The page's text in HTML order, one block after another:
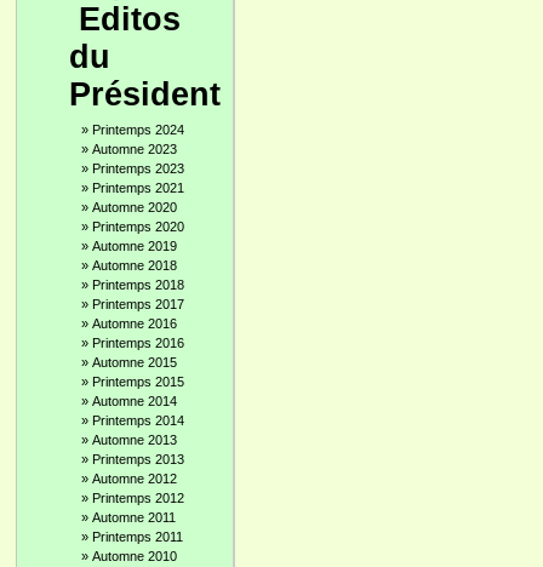
Editos
du
Président
» Printemps 2024
» Automne 2023
» Printemps 2023
» Printemps 2021
» Automne 2020
» Printemps 2020
» Automne 2019
» Automne 2018
» Printemps 2018
» Printemps 2017
» Automne 2016
» Printemps 2016
» Automne 2015
» Printemps 2015
» Automne 2014
» Printemps 2014
» Automne 2013
» Printemps 2013
» Automne 2012
» Printemps 2012
» Automne 2011
» Printemps 2011
» Automne 2010